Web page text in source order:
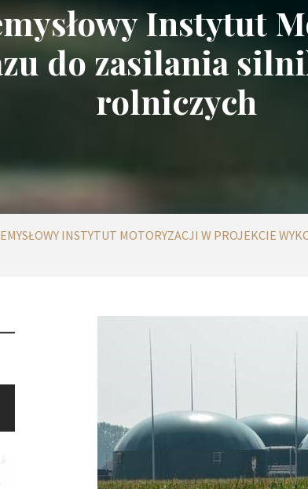
Instytut
do zasilania
rolniczych
INSTYTUT MOTORYZACJI W PROJEKCIE